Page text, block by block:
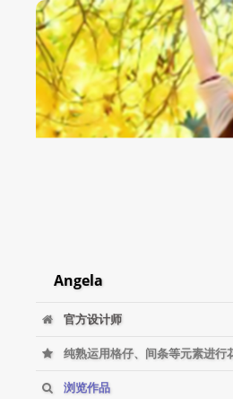
Angela
官方设计师
纯熟运用格仔、间条等元素进行花样
浏览作品